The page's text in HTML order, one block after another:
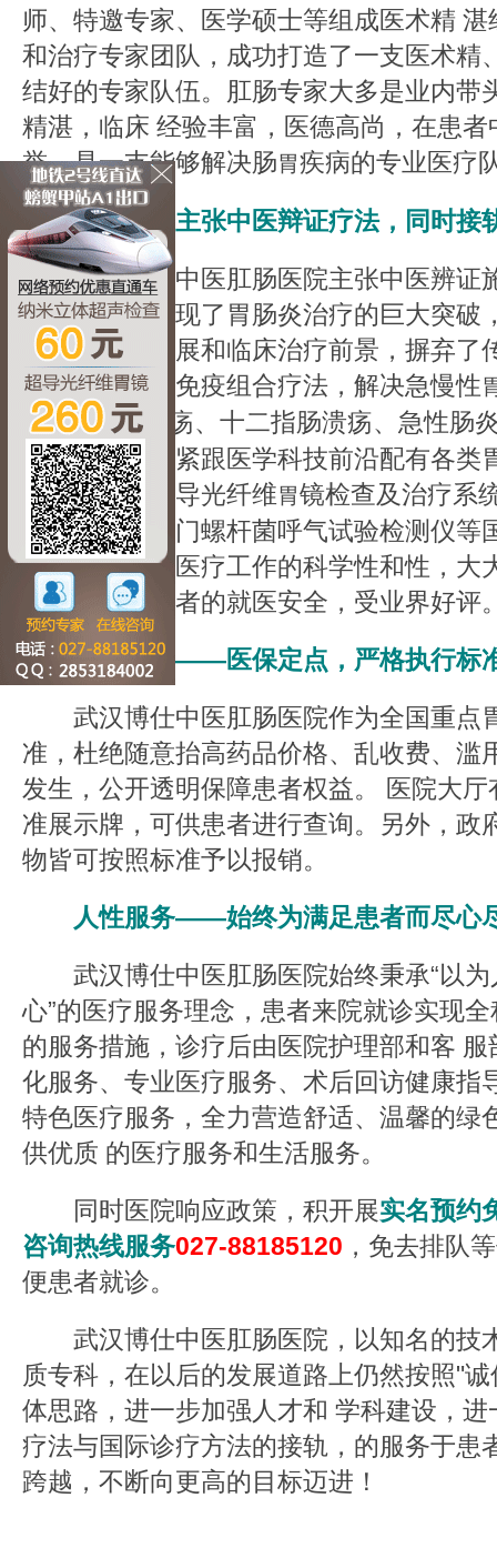
师、特邀专家、医学硕士等组成医术精
和治疗专家团队，成功打造了一支医术精
结好的专家队伍。肛肠专家大多是业内带
精湛，临床 经验丰富，医德高尚，在患
誉，是一支能够解决肠胃疾病的专业医疗
医疗——主张中医辩证疗法，同时接
武汉博仕中医肛肠医院主张中医辨证
治疗原则，实现了胃肠炎治疗的巨大突破
有了长足的发展和临床治疗前景，摒弃了
胃，采用新的免疫组合疗法，解决急慢性
性胃炎、胃 溃疡、十二指肠溃疡、急性肠
病。同时医院紧跟医学科技前沿配有各类
引进使用的超导光纤维胃镜检查及治疗系
声检查仪、幽门螺杆菌呼气试验检测仪等
的技术力量了医疗工作的科学性和性，大
好的保障了患者的就医安全，受业界好评
透明收费——医保定点，严格执行标
武汉博仕中医肛肠医院作为全国重点
准，杜绝随意抬高药品价格、乱收费、滥
发生，公开透明保障患者权益。 医院大
准展示牌，可供患者进行查询。另外，政
物皆可按照标准予以报销。
人性服务——始终为满足患者而尽心
武汉博仕中医肛肠医院始终秉承“以为
心”的医疗服务理念，患者来院就诊实现
的服务措施，诊疗后由医院护理部和客
化服务、专业医疗服务、术后回访健康指
特色医疗服务，全力营造舒适、温馨的绿
供优质 的医疗服务和生活服务。
同时医院响应政策，积开展实名预约
咨询热线服务027-88185120 ，免去排队
便患者就诊。
武汉博仕中医肛肠医院，以知名的技
质专科，在以后的发展道路上仍然按照"
体思路，进一步加强人才和 学科建设，
疗法与国际诊疗方法的接轨，的服务于患
跨越，不断向更高的目标迈进！